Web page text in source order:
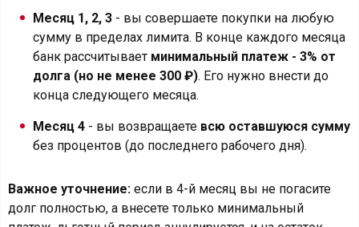
Месяц 1, 2, 3 - вы совершаете покупки на любую
сумму в пределах лимита. В конце каждого месяца
банк рассчитывает минимальный платеж - 3% от
долга (но не менее 300 ₽). Его нужно внести до
конца следующего месяца.
Месяц 4 - вы возвращаете всю оставшуюся сумму
без процентов (до последнего рабочего дня).
Важное уточнение: если в 4-й месяц вы не погасите
долг полностью, а внесете только минимальный